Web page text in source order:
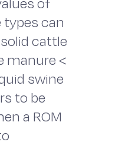
can
cattle
manure <
swine
to be
a ROM